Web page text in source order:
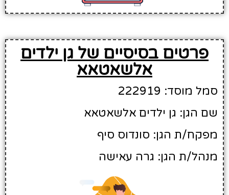
פרטים בסיסיים של גן ילדים
אלשאטאא
סמל מוסד: 222919
שם הגן: גן ילדים אלשאטאא
מפקח/ת הגן: סונדוס סיף
מנהל/ת הגן: גרה עאישה